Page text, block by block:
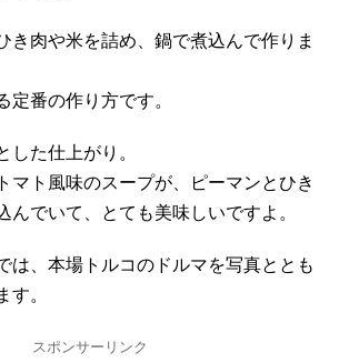
き肉や米を詰め、鍋で煮込んで作りま
定番の作り方です。
した仕上がり。
マト風味のスープが、ピーマンとひき
んでいて、とても美味しいですよ。
は、本場トルコのドルマを写真ととも
す。
スポンサーリンク